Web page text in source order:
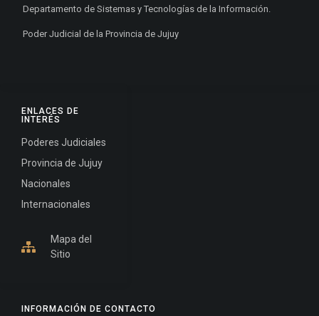
INFORMACIÓN DE CONTACTO
ENLACES DE
INTERÉS
Poderes Judiciales
Provincia de Jujuy
Nacionales
Internacionales
Mapa del
Sitio
Departamento de Sistemas y Tecnologías de la Información.
Poder Judicial de la Provincia de Jujuy